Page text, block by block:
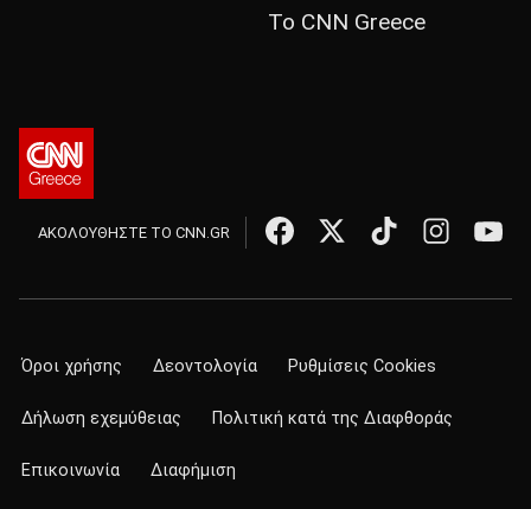
Το CNN Greece
ΑΚΟΛΟΥΘΗΣΤΕ ΤΟ CNN.GR
Όροι χρήσης Δεοντολογία Ρυθμίσεις Cookies
Δήλωση εχεμύθειας Πολιτική κατά της Διαφθοράς
Επικοινωνία Διαφήμιση